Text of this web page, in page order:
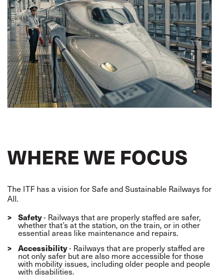
WHERE WE FOCUS
The ITF has a vision for Safe and Sustainable Railways for
All.
Safety- Railways that are properly staffed are safer,
whether that’s at the station, on the train, or in other
essential areas like maintenance and repairs.
Accessibility- Railways that are properly staffed are
not onlysafer butare also more accessible for those
with mobility issues, including older people and people
with disabilities.